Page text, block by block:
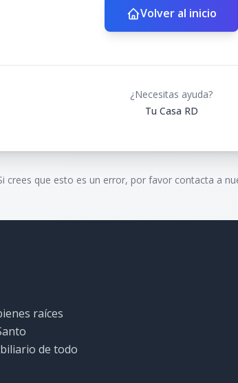
Volver al inicio
¿Necesitas ayuda?
Tu Casa RD
crees que esto es un error, por favor contacta a
raíces
de todo